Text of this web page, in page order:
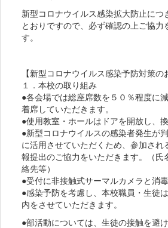
新型コロナウイルス感染拡大防止につ
とおりですので、必ず確認の上ご協力
す。
【新型コロナウイルス感染予防対策の
１．本校の取り組み
●各会場では総座席数を５０％程度に
着席していただきます。
●使用教室・ホールはドアを開放し、
●新型コロナウイルスの感染者発生が
に活用させていただくため、参加され
報提出のご協力をいただきます。（氏
絡先等）
●受付に非接触式サーマルカメラと消
●感染予防を考慮し、本校職員・生徒
内をさせていただきます。
●部活動については、生徒の接触を避